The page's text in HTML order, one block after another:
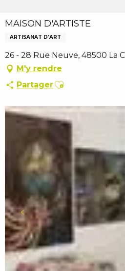
MAISON D'ARTISTE
ARTISANAT D'ART
26 - 28 Rue Neuve, 48500 La
M'y rendre
PartagerAjouter aux favoris